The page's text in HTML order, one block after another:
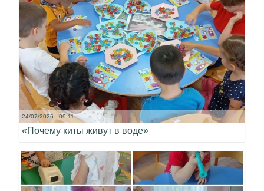
24/07/2026 - 09:11
«Почему киты живут в воде»